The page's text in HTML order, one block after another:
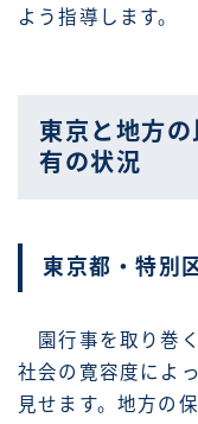
よう指導します。
東京と地方の
有の状況
東京都・特別
園行事を取り巻
社会の寛容度によ
見せます。地方の